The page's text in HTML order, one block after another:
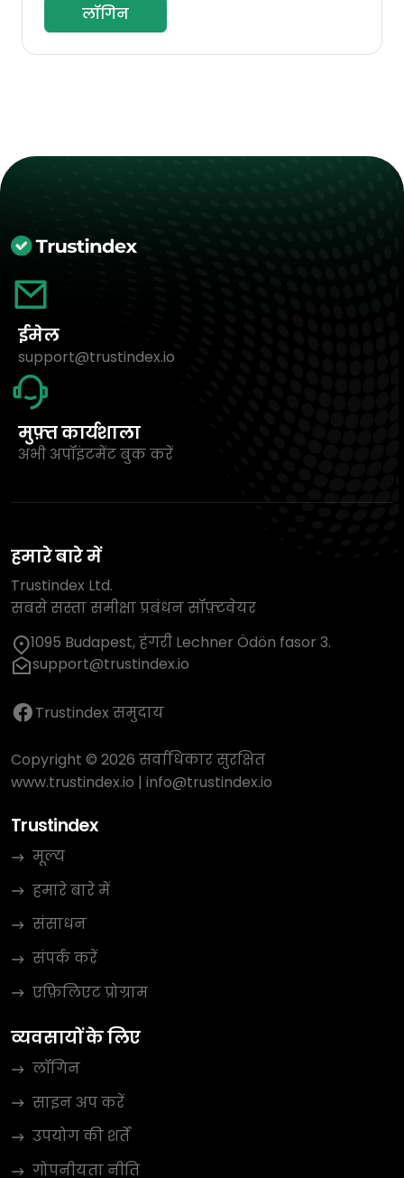
लॉगिन
ईमेल
support@trustindex.io
मुफ़्त कार्यशाला
अभी अपॉइंटमेंट बुक करें
हमारे बारे में
Trustindex Ltd.
सबसे सस्ता समीक्षा प्रबंधन सॉफ़्टवेयर
1095 Budapest, हंगरी Lechner Ödön fasor 3.
support@trustindex.io
Trustindex समुदाय
Copyright © 2026 सर्वाधिकार सुरक्षित
www.trustindex.io | info@trustindex.io
Trustindex
मूल्य
हमारे बारे में
संसाधन
संपर्क करें
एफ़िलिएट प्रोग्राम
व्यवसायों के लिए
लॉगिन
साइन अप करें
उपयोग की शर्तें
गोपनीयता नीति